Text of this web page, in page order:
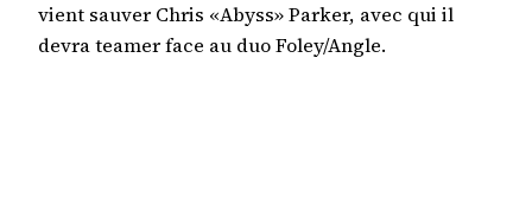
vient sauver Chris «Abyss» Parker, avec qui il
devra teamer face au duo Foley/Angle.